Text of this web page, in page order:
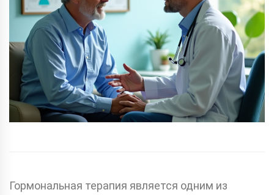
Гормональная терапия является одним из